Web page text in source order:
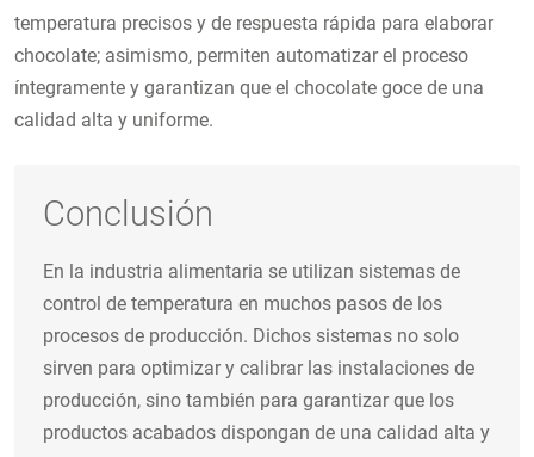
temperatura precisos y de respuesta rápida para elaborar
chocolate; asimismo, permiten automatizar el proceso
íntegramente y garantizan que el chocolate goce de una
calidad alta y uniforme.
Conclusión
En la industria alimentaria se utilizan sistemas de
control de temperatura en muchos pasos de los
procesos de producción. Dichos sistemas no solo
sirven para optimizar y calibrar las instalaciones de
producción, sino también para garantizar que los
productos acabados dispongan de una calidad alta y